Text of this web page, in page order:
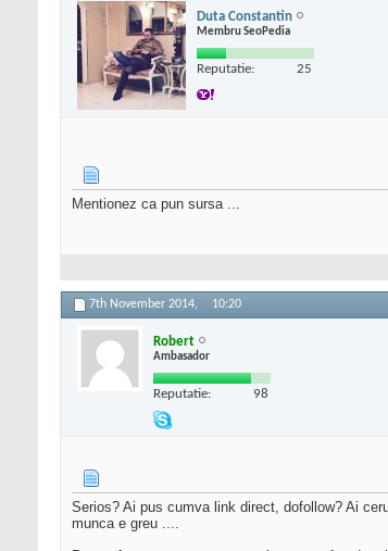
Duta Constantin
Membru SeoPedia
Reputatie: 25
Mentionez ca pun sursa ...
7th November 2014, 10:20
Robert
Ambasador
Reputatie: 98
Serios? Ai pus cumva link direct, dofollow? Ai
munca e greu ....